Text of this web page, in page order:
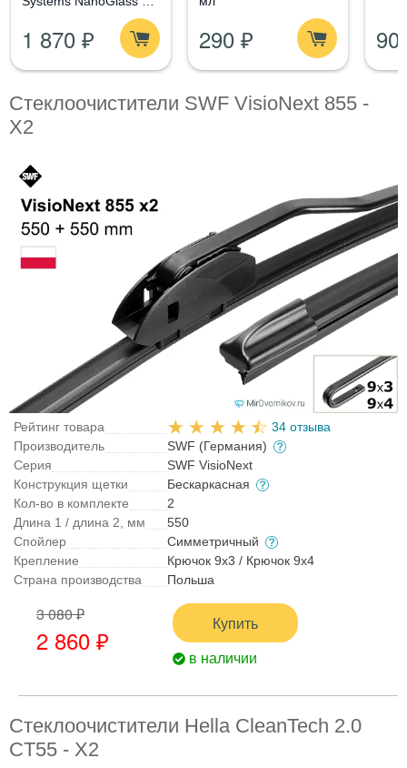
- Набор по уходу за
стеклом
1 870 ₽ 290 ₽ 90
Стеклоочистители SWF VisioNext 855 -
X2
Рейтинг товара
34 отзыва
Производитель
SWF (Германия)
Серия
SWF VisioNext
Конструкция щетки
Бескаркасная
Кол-во в комплекте
2
Длина 1 / длина 2, мм
550
Спойлер
Симметричный
Крепление
Крючок 9x3 / Крючок 9x4
Страна производства
Польша
3 080 ₽
2 860 ₽
Купить
в наличии
Стеклоочистители Hella CleanTech 2.0
CT55 - X2